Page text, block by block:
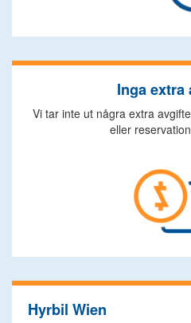
Inga extra
Vi tar inte ut några extra
eller
Hyrbil Wien